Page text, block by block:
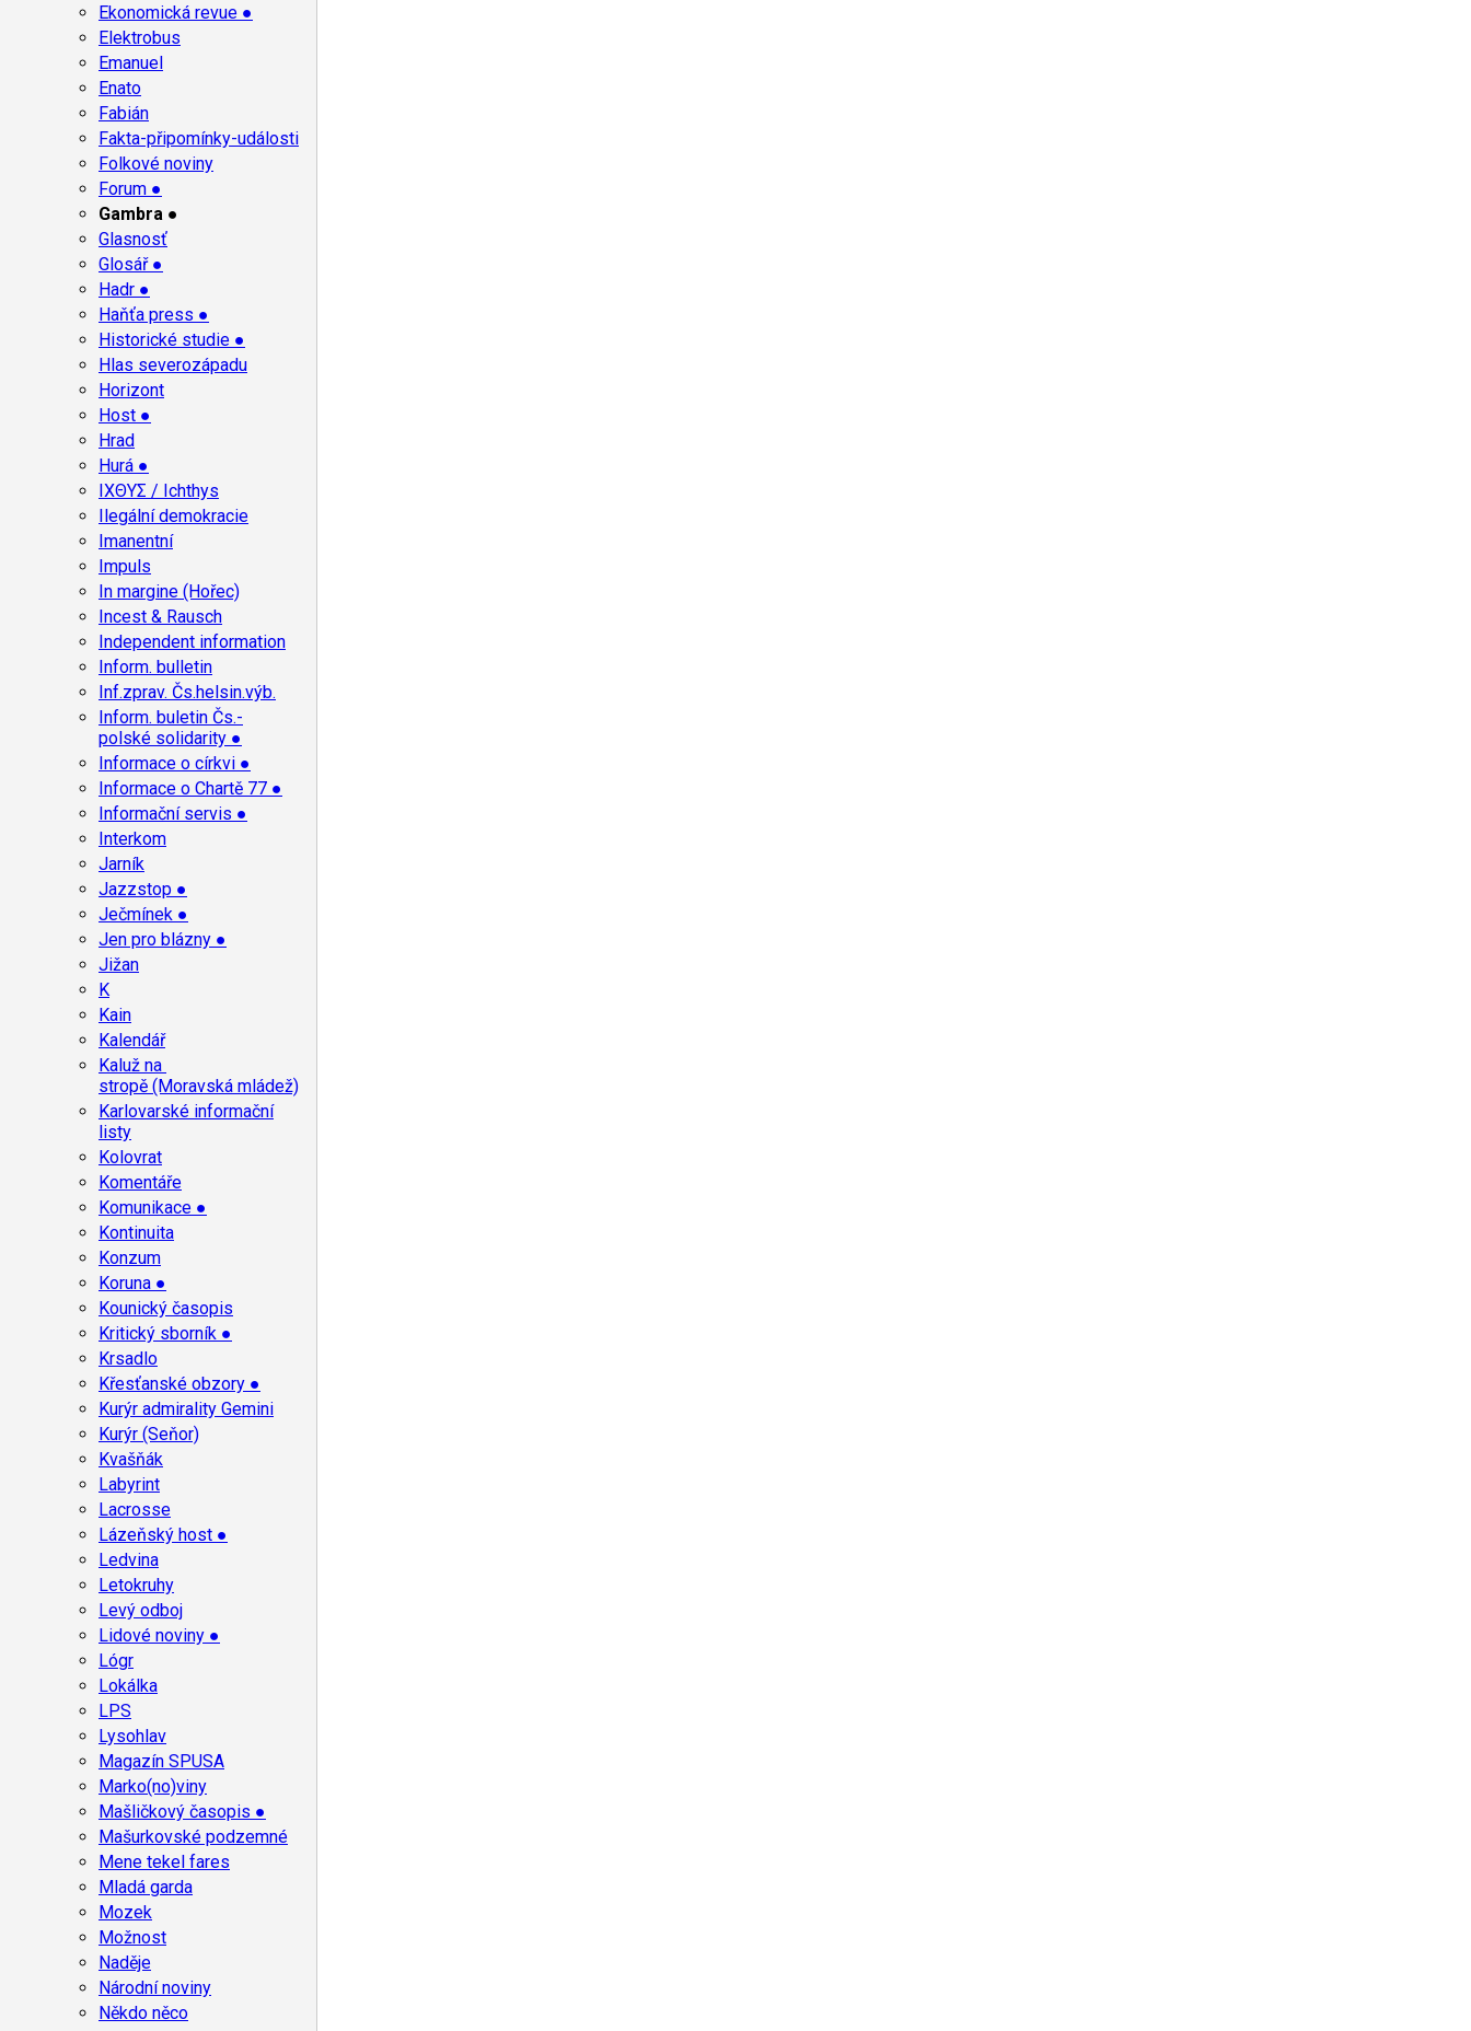
Ekonomická revue ●
Elektrobus
Emanuel
Enato
Fabián
Fakta-připomínky-události
Folkové noviny
Forum ●
Gambra ●
Glasnosť
Glosář ●
Hadr ●
Haňťa press ●
Historické studie ●
Hlas severozápadu
Horizont
Host ●
Hrad
Hurá ●
ΙΧΘΥΣ / Ichthys
Ilegální demokracie
Imanentní
Impuls
In margine (Hořec)
Incest & Rausch
Independent information
Inform. bulletin
Inf.zprav. Čs.helsin.výb.
Inform. buletin Čs.-
polské solidarity ●
Informace o církvi ●
Informace o Chartě 77 ●
Informační servis ●
Interkom
Jarník
Jazzstop ●
Ječmínek ●
Jen pro blázny ●
Jižan
K
Kain
Kalendář
Kaluž na
stropě (Moravská mládež)
Karlovarské informační
listy
Kolovrat
Komentáře
Komunikace ●
Kontinuita
Konzum
Koruna ●
Kounický časopis
Kritický sborník ●
Krsadlo
Křesťanské obzory ●
Kurýr admirality Gemini
Kurýr (Seňor)
Kvašňák
Labyrint
Lacrosse
Lázeňský host ●
Ledvina
Letokruhy
Levý odboj
Lidové noviny ●
Lógr
Lokálka
LPS
Lysohlav
Magazín SPUSA
Marko(no)viny
Mašličkový časopis ●
Mašurkovské podzemné
Mene tekel fares
Mladá garda
Mozek
Možnost
Naděje
Národní noviny
Někdo něco